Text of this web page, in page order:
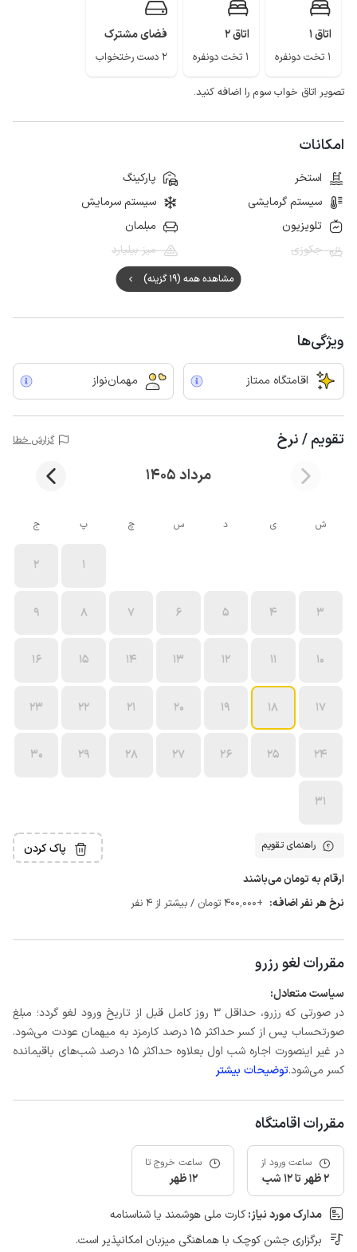
اتاق 1
1 تخت دونفره
اتاق 2
1 تخت دونفره
فضای مشترک
2 دست رختخواب
تصویر اتاق خواب سوم را اضافه کنید.
امکانات
استخر
پارکینگ
سیستم گرمایشی
سیستم سرمایش
تلویزیون
مبلمان
جکوزی
میز بیلیارد
مشاهده همه (19 گزینه)
ویژگی‌ها
اقامتگاه ممتاز مهمان‌نواز
تقویم / نرخ گزارش خطا
مرداد 1405
ش ی د س چ پ ج
1
2
3
4
5
6
7
8
9
10
11
12
13
14
15
16
17
18
19
20
21
22
23
24
25
26
27
28
29
30
31
راهنمای تقویم پاک کردن
ارقام به تومان می‌باشند
نرخ هر نفر اضافه: +400٬000 تومان / بیشتر از 4 نفر
مقررات لغو رزرو
سیاست متعادل:
در صورتی که رزرو، حداقل 3 روز کامل قبل از تاریخ ورود لغو گردد؛ مبلغ
صورتحساب پس از کسر حداکثر 15 درصد کارمزد به میهمان عودت می‌شود.
در غیر اینصورت اجاره شب اول بعلاوه حداکثر 15 درصد شب‌های باقیمانده
کسر می‌شود.توضیحات بیشتر
مقررات اقامتگاه
ساعت ورود از
2 ظهر تا 12 شب
ساعت خروج تا
12 ظهر
مدارک مورد نیاز:کارت ملی هوشمند یا شناسنامه
برگزاری جشن کوچک با هماهنگی میزبان امکانپذیر است.